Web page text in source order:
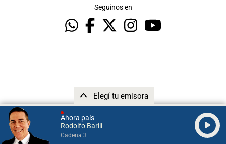
Ahora país
Rodolfo Barili
Cadena 3
Elegí tu emisora
Seguinos en